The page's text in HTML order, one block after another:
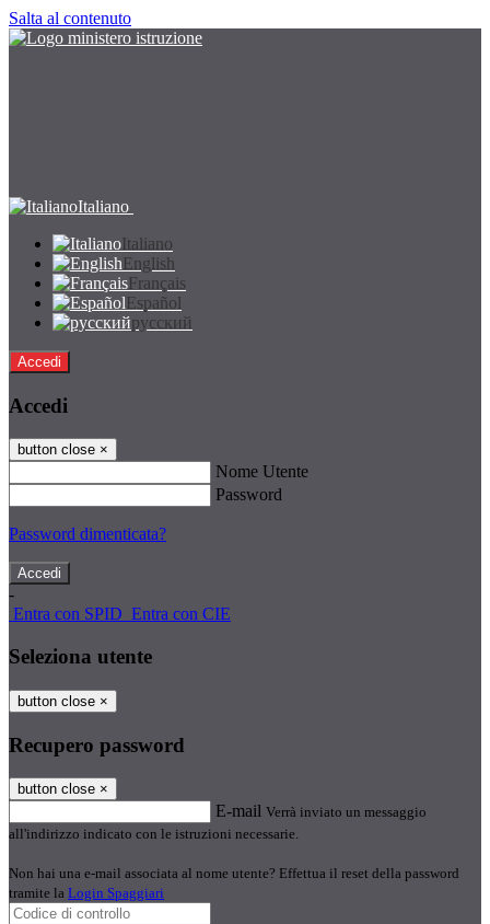
Salta al contenuto
Italiano
Italiano
English
Français
Español
русский
Accedi
Accedi
button close ×
Nome Utente
Password
Password dimenticata?
-
Entra con SPID Entra con CIE
Seleziona utente
button close ×
Recupero password
button close ×
E-mail Verrà inviato un messaggio
all'indirizzo indicato con le istruzioni necessarie.
Non hai una e-mail associata al nome utente? Effettua il reset della password
tramite la Login Spaggiari